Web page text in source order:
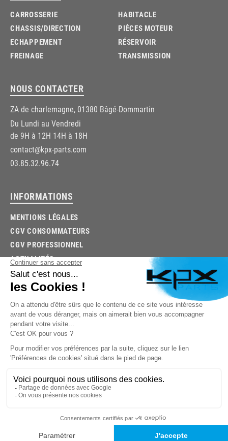
03.85.32.96.74
© 2026 -KPX PARTS- SITE CRÉÉ PARLET'S CLIC
CARROSSERIE
CHASSIS/DIRECTION
ECHAPPEMENT
FREINAGE
HABITACLE
PIÈCES MOTEUR
RÉSERVOIR
TRANSMISSION
NOUS CONTACTER
ZA de charlemagne, 01380 Bâgé-Dommartin
Du Lundi au Vendredi
de 9H à 12H 14H à 18H
contact@kpx-parts.com
03.85.32.96.74
INFORMATIONS
MENTIONS LÉGALES
CGV CONSOMMATEURS
CGV PROFESSIONNEL
ACTUALITÉS
TROUVEZ LA BONNE PIÈCE RAPIDEMENT
03.85.32.96.74